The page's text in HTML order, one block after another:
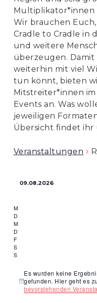
Multiplikator*innen
Wir brauchen
Cradle to Cradle in
und weitere
überzeugen. Damit
weiterhin mit viel
tun könnt, bieten
Mitstreiter*innen
Events an. Was
jeweiligen
Übersicht findet ihr
Veranstaltungen
09.08.2026
wählen.
M
D
M
D
F
S
S
Hinweis
Es wurden keine
gefunden. Hier geht es
bevorstehenden